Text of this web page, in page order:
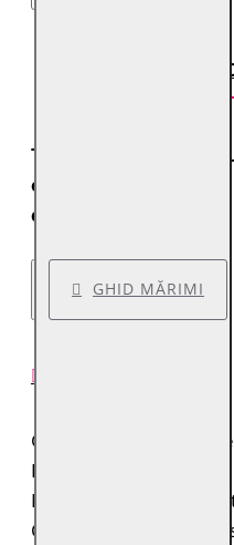
TRANSPORT
Toate comenzile
expediate cu transport
colet.
GHID MĂRIMI
Geaca lunga de piele
Brand: Gipsy
Material: 100% piele
Captuseala: 100%